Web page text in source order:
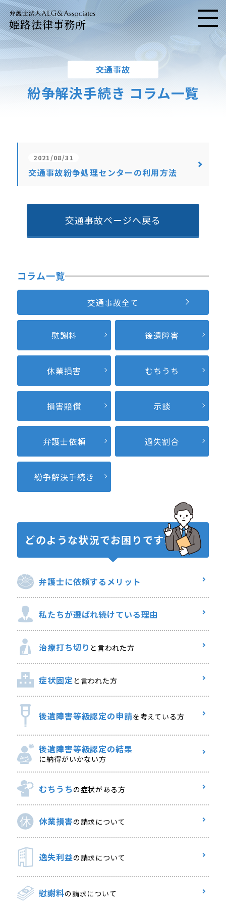
姫路法律事務所 メニ
交通事故
紛争解決手続き コラム一覧
2021/08/31
交通事故紛争処理センターの利用方法
交通事故ページへ戻る
コラム一覧
交通事故全て
慰謝料 後遺障害
休業損害 むちうち
損害賠償 示談
弁護士依頼 過失割合
紛争解決手続き
どのような状況でお困りですか？
弁護士に依頼するメリット
私たちが選ばれ続けている理由
治療打ち切り と言われた方
症状固定 と言われた方
後遺障害等級認定の申請を考えている方
後遺障害等級認定の結果
に納得がいかない方
むちうちの症状がある方
休業損害の請求について
逸失利益の請求について
慰謝料の請求について